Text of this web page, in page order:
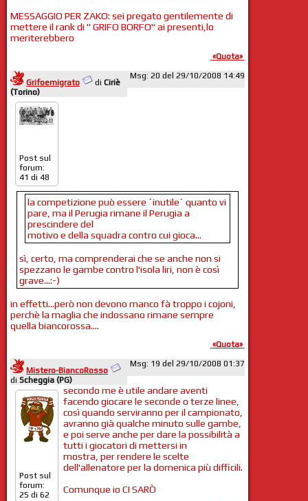
MESSAGGIO PER ZAKO: sei pregato gentilemente di
mettere il rank di " GRIFO BORFO" ai presenti,lo
meriterebbero
«Quota»
Grifoemigrato di Ciriè
(Torino)
Msg: 20 del 29/10/2008 14:49
Post sul
forum:
41 di 48
la competizione può essere ´inutile´ quanto vi
pare, ma il Perugia rimane il Perugia a
prescindere del
motivo e della squadra contro cui gioca...
sì, certo, ma comprenderai che se anche non si
spezzano le gambe contro l'isola liri, non è così
grave...:-)
in effetti...però non devono manco fà troppo i cojoni,
perchè la maglia che indossano rimane sempre
quella biancorossa....
«Quota»
Mistero-BiancoRosso
di Scheggia (PG)
Msg: 19 del 29/10/2008 01:37
Post sul
forum:
25 di 62
secondo me è utile andare aventi
facendo giocare le seconde o terze linee,
così quando serviranno per il campionato,
avranno già qualche minuto sulle gambe,
e poi serve anche per dare la possibilità a
tutti i giocatori di mettersi in
mostra, per rendere le scelte
dell'allenatore per la domenica più difficili.
Comunque io CI SARÒ